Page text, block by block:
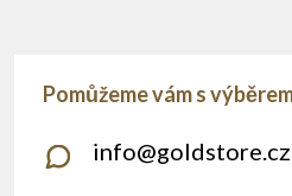
info@goldstore.cz